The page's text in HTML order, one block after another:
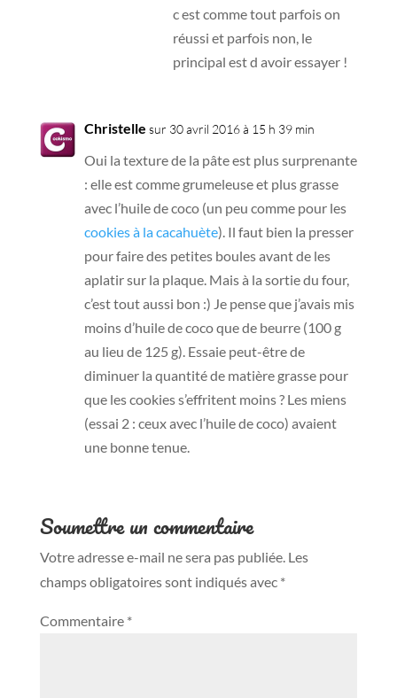
c est comme tout parfois on
réussi et parfois non, le
principal est d avoir essayer !
Christelle sur 30 avril 2016 à 15 h 39 min
Oui la texture de la pâte est plus surprenante
: elle est comme grumeleuse et plus grasse
avec l’huile de coco (un peu comme pour les
cookies à la cacahuète). Il faut bien la presser
pour faire des petites boules avant de les
aplatir sur la plaque. Mais à la sortie du four,
c’est tout aussi bon :) Je pense que j’avais mis
moins d’huile de coco que de beurre (100 g
au lieu de 125 g). Essaie peut-être de
diminuer la quantité de matière grasse pour
que les cookies s’effritent moins ? Les miens
(essai 2 : ceux avec l’huile de coco) avaient
une bonne tenue.
Soumettre un commentaire
Votre adresse e-mail ne sera pas publiée. Les
champs obligatoires sont indiqués avec *
Commentaire *